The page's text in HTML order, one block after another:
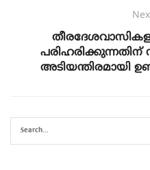
അടിയന്തിരമായി